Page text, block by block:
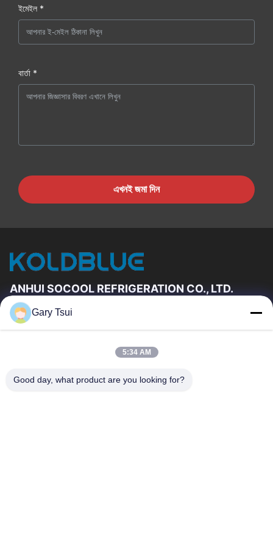
ইমেইল *
বার্তা *
এখনই জমা দিন
ANHUI SOCOOL REFRIGERATION CO., LTD.
দ্রুত লিঙ্ক
আমাদের সম্পর্কে
কারখানা ভ্রমণ
মান নিয়ন্ত্রণ
Gary Tsui
5:34 AM
Good day, what product are you looking for?